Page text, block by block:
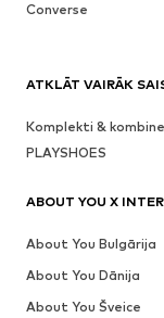
Converse
ATKLĀT VAIRĀK
Komplekti &
PLAYSHOES
ABOUT YOU X
About You Bulgārija
About You Dānija
About You Šveice